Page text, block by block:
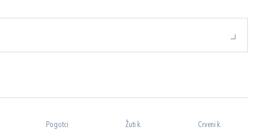
Pogotci Žuti k. Crveni k.